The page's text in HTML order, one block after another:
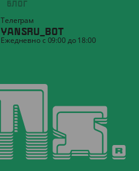
БЛОГ
Телеграм
YANSRU_BOT
Ежедневно с 09:00 до 18:00